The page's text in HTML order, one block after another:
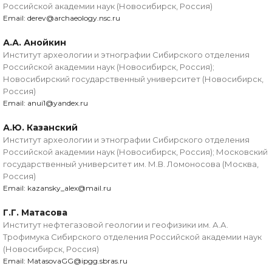
Российской академии наук (Новосибирск, Россия)
Email: derev@archaeology.nsc.ru
А.А. Анойкин
Институт археологии и этнографии Сибирского отделения
Российской академии наук (Новосибирск, Россия);
Новосибирский государственный университет (Новосибирск,
Россия)
Email: anui1@yandex.ru
А.Ю. Казанский
Институт археологии и этнографии Сибирского отделения
Российской академии наук (Новосибирск, Россия); Московский
государственный университет им. М.В. Ломоносова (Москва,
Россия)
Email: kazansky_alex@mail.ru
Г.Г. Матасова
Институт нефтегазовой геологии и геофизики им. А.А.
Трофимука Сибирского отделения Российской академии наук
(Новосибирск, Россия)
Email: MatasovaGG@ipgg.sbras.ru